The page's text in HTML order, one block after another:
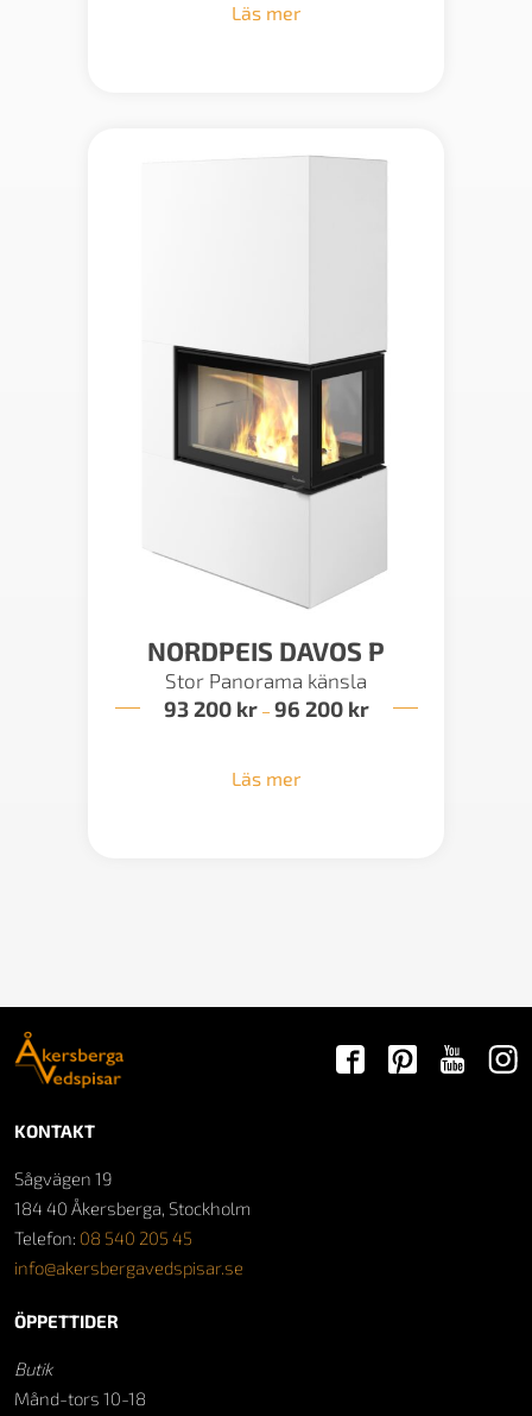
Läs mer
NORDPEIS DAVOS P
Stor Panorama känsla
93 200 kr – 96 200 krPrisintervall:
Läs mer
KONTAKT
Sågvägen 19
184 40 Åkersberga, Stockholm
Telefon: 08 540 205 45
info@akersbergavedspisar.se
ÖPPETTIDER
Butik
Månd-tors 10-18